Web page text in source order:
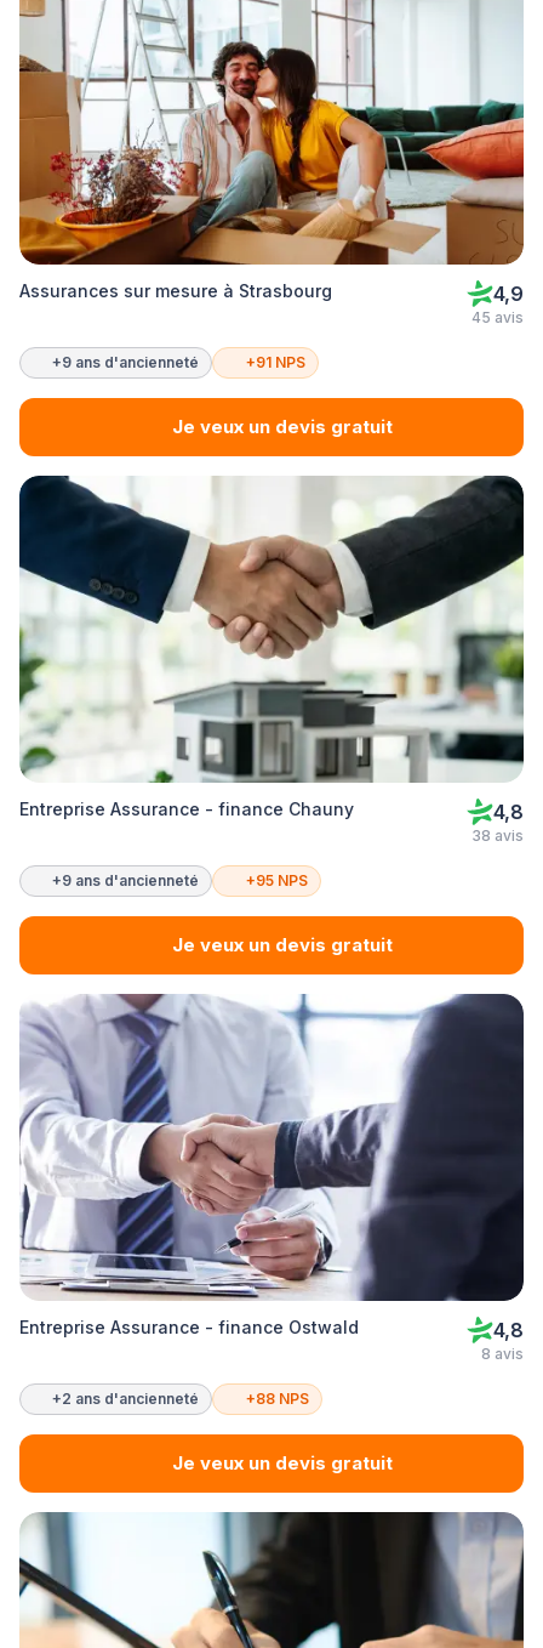
Assurances sur mesure à Strasbourg 4,9
45 avis
+9 ans d'ancienneté +91 NPS
Je veux un devis gratuit
Entreprise Assurance - finance Chauny 4,8
38 avis
+9 ans d'ancienneté +95 NPS
Je veux un devis gratuit
Entreprise Assurance - finance Ostwald 4,8
8 avis
+2 ans d'ancienneté +88 NPS
Je veux un devis gratuit